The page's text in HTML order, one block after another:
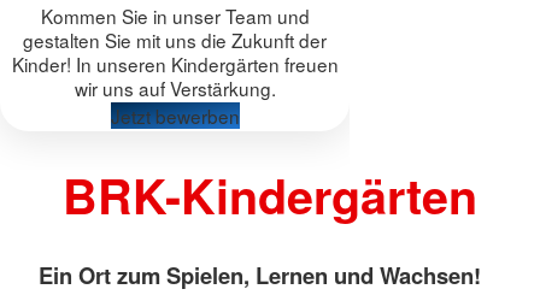
Kommen Sie in unser Team und
gestalten Sie mit uns die Zukunft der
Kinder! In unseren Kindergärten freuen
wir uns auf Verstärkung.
Jetzt bewerben
BRK-Kindergärten
Ein Ort zum Spielen, Lernen und Wachsen!